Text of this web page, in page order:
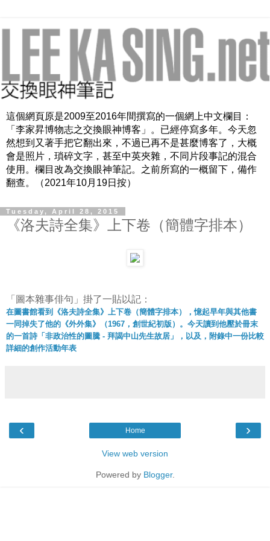
這個網頁原是2009至2016年間撰寫的一個網上中文欄目：
「李家昇博物志之交換眼神博客」。已經停寫多年。今天忽
然想到又著手把它翻出來，不過已再不是甚麼博客了，大概
會是照片，瑣碎文字，甚至中英夾雜，不同片段事記的混合
使用。欄目改為交換眼神筆記。之前所寫的一概留下，備作
翻查。（2021年10月19日按）
Tuesday, April 28, 2015
《洛夫詩全集》上下卷（簡體字排本）
「圖本雜事俳句」掛了一貼以記：
在圖書館看到《洛夫詩全集》上下卷（簡體字排本），憶起早年與其他書
一同掉失了他的《外外集》（1967，創世紀初版）。今天讀到他壓於冊末
的一首詩「非政治性的圖騰 - 拜謁中山先生故居」，以及，附錄中一份比較
詳細的創作活動年表
‹ ›
Home
View web version
Powered by Blogger.